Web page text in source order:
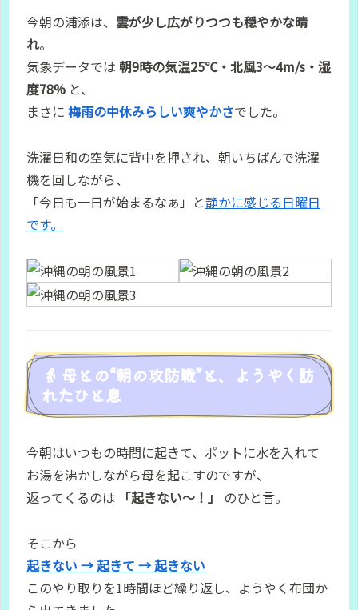
今朝の浦添は、 雲が少し広がりつつも穏やかな晴
れ。
気象データでは 朝9時の気温25℃・北風3〜4m/s・湿
度78% と、
まさに 梅雨の中休みらしい爽やかさでした。
洗濯日和の空気に背中を押され、朝いちばんで洗濯
機を回しながら、
「今日も一日が始まるなぁ」と静かに感じる日曜日
です。
👵 母との“朝の攻防戦”と、ようやく訪
れたひと息
今朝はいつもの時間に起きて、ポットに水を入れて
お湯を沸かしながら母を起こすのですが、
返ってくるのは
「起きない〜！」 のひと言。
そこから
起きない → 起きて → 起きない
このやり取りを1時間ほど繰り返し、ようやく布団か